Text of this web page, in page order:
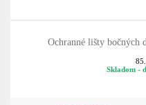
Ochranné lišty bočných
Skladom -